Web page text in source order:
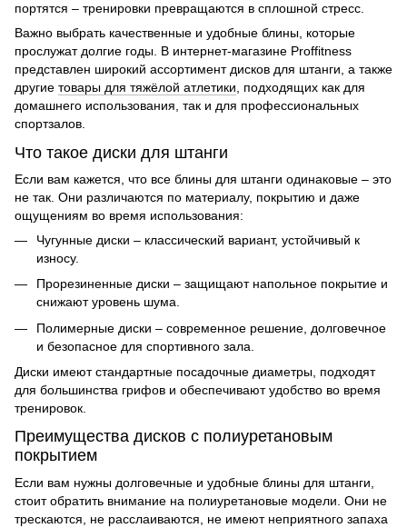
портятся – тренировки превращаются в сплошной стресс.
Важно выбрать качественные и удобные блины, которые
прослужат долгие годы. В интернет-магазине Proffitness
представлен широкий ассортимент дисков для штанги, а также
другие товары для тяжёлой атлетики, подходящих как для
домашнего использования, так и для профессиональных
спортзалов.
Что такое диски для штанги
Если вам кажется, что все блины для штанги одинаковые – это
не так. Они различаются по материалу, покрытию и даже
ощущениям во время использования:
Чугунные диски – классический вариант, устойчивый к
износу.
Прорезиненные диски – защищают напольное покрытие и
снижают уровень шума.
Полимерные диски – современное решение, долговечное
и безопасное для спортивного зала.
Диски имеют стандартные посадочные диаметры, подходят
для большинства грифов и обеспечивают удобство во время
тренировок.
Преимущества дисков с полиуретановым
покрытием
Если вам нужны долговечные и удобные блины для штанги,
стоит обратить внимание на полиуретановые модели. Они не
трескаются, не расслаиваются, не имеют неприятного запаха